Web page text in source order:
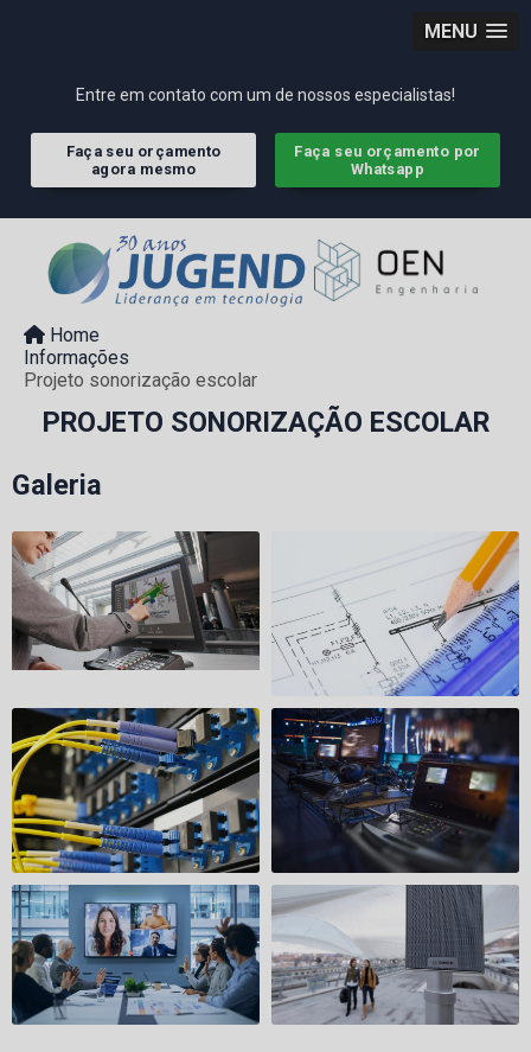
MENU
Entre em contato com um de nossos especialistas!
Faça seu orçamento
agora mesmo
Faça seu orçamento por
Whatsapp
Home
Informações
Projeto sonorização escolar
PROJETO SONORIZAÇÃO ESCOLAR
Galeria